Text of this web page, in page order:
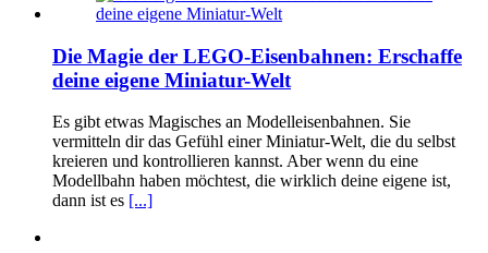
Die Magie der LEGO-Eisenbahnen: Erschaffe
deine eigene Miniatur-Welt
Es gibt etwas Magisches an Modelleisenbahnen. Sie
vermitteln dir das Gefühl einer Miniatur-Welt, die du selbst
kreieren und kontrollieren kannst. Aber wenn du eine
Modellbahn haben möchtest, die wirklich deine eigene ist,
dann ist es [...]